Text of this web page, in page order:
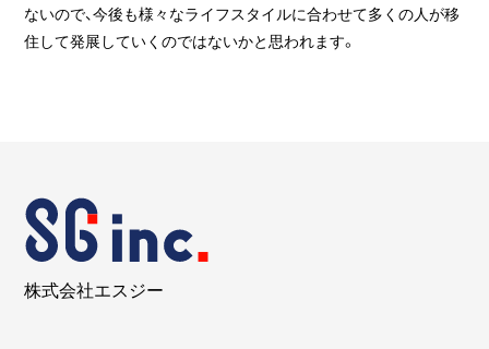
ないので、今後も様々なライフスタイルに合わせて多くの人が移
住して発展していくのではないかと思われます。
株式会社エスジー